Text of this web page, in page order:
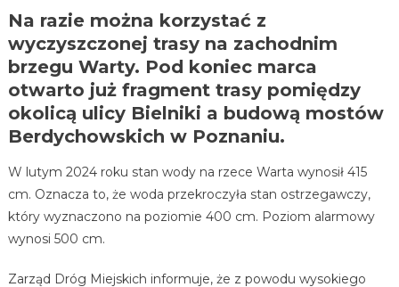
Na razie można korzystać z
wyczyszczonej trasy na zachodnim
brzegu Warty. Pod koniec marca
otwarto już fragment trasy pomiędzy
okolicą ulicy Bielniki a budową mostów
Berdychowskich w Poznaniu.
W lutym 2024 roku stan wody na rzece Warta wynosił 415
cm. Oznacza to, że woda przekroczyła stan ostrzegawczy,
który wyznaczono na poziomie 400 cm. Poziom alarmowy
wynosi 500 cm.
Zarząd Dróg Miejskich informuje, że z powodu wysokiego